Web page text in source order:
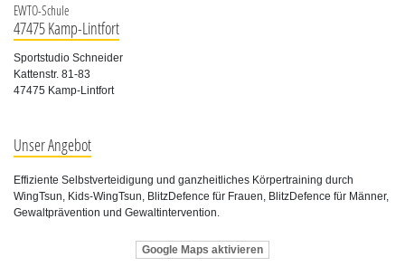
EWTO-Schule
47475 Kamp-Lintfort
Sportstudio Schneider
Kattenstr. 81-83
47475 Kamp-Lintfort
Unser Angebot
Effiziente Selbstverteidigung und ganzheitliches Körpertraining durch
WingTsun, Kids-WingTsun, BlitzDefence für Frauen, BlitzDefence für Männer,
Gewaltprävention und Gewaltintervention.
Google Maps aktivieren